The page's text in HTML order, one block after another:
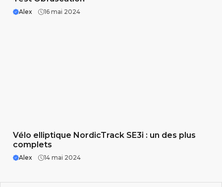
Alex 16 mai 2024
Vélo elliptique NordicTrack SE3i : un des plus
complets
Alex 14 mai 2024